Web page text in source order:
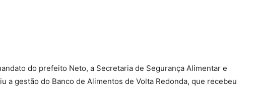
do prefeito Neto, a Secretaria de Segurança Alimentar e
a gestão do Banco de Alimentos de Volta Redonda, que recebeu